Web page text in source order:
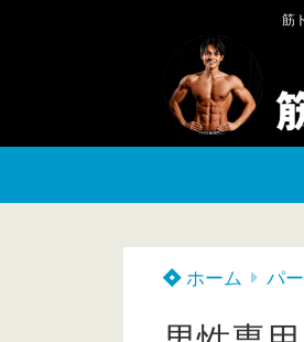
筋
ホーム パ